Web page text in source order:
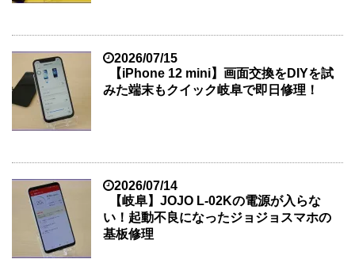
2026/07/15
【iPhone 12 mini】画面交換をDIYを試
みた端末もクイック岐阜で即日修理！
2026/07/14
【岐阜】JOJO L-02Kの電源が入らな
い！起動不良になったジョジョスマホの
基板修理